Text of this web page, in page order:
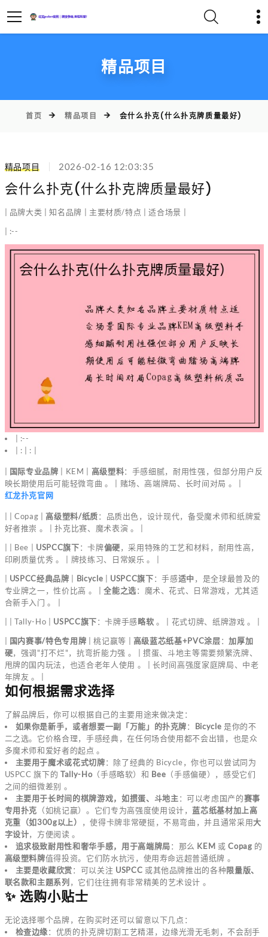
精品项目
首页 精品项目 会什么扑克(什么扑克牌质量最好)
精品项目 2026-02-16 12:03:35
会什么扑克(什么扑克牌质量最好)
| 品牌大类 | 知名品牌 | 主要材质/特点 | 适合场景 |
| :--
| :--
| : | : |
国际专业品牌 | KEM | 高级塑料：手感细腻，耐用性强，但部分用户反
映长期使用后可能轻微弯曲 。 | 赌场、高端牌局、长时间对局 。 |
红龙扑克官网
| | Copag |高级塑料/纸质：品质出色，设计现代，备受魔术师和纸牌爱
好者推崇 。 | 扑克比赛、魔术表演 。 |
| | Bee | USPCC旗下：卡牌偏硬，采用特殊的工艺和材料，耐用性高，
印刷质量优秀 。 | 牌技练习、日常娱乐 。 |
USPCC经典品牌 Bicycle USPCC旗下：手感适中，是全球最普及的
专业牌之一，性价比高 。 |全能之选：魔术、花式、日常游戏，尤其适
合新手入门 。 |
| | Tally-Ho | USPCC旗下：卡牌手感略软 。 | 花式切牌、纸牌游戏 。 |
国内赛事/特色专用牌 | 桃记赢等 | 高级蓝芯纸基+PVC涂层：加厚加
硬，强调"打不烂"，抗弯折能力强 。 | 掼蛋、斗地主等需要频繁洗牌、
甩牌的国内玩法，也适合老年人使用 。 | 长时间高强度家庭牌局、中老
年牌友 。 |
如何根据需求选择
了解品牌后，你可以根据自己的主要用途来做决定：
如果你是新手，或者想要一副「万能」的扑克牌： Bicycle 是你的不
二之选。它价格合理，手感经典，在任何场合使用都不会出错，也是众
多魔术师和爱好者的起点 。
主要用于魔术或花式切牌：除了经典的 Bicycle，你也可以尝试同为
USPCC 旗下的Tally-Ho（手感略软）和 Bee （手感偏硬），感受它们
之间的细微差别 。
主要用于长时间的棋牌游戏，如掼蛋、斗地主：可以考虑国产的赛事
专用扑克 （如桃记赢）。它们专为高强度使用设计，蓝芯纸基材加上高
克重（如300g以上）
，使得卡牌非常硬挺，不易弯曲，并且通常采用大
字设计，方便阅读 。
追求极致耐用性和奢华手感，用于高端牌局：那么 KEM 或Copag 的
高级塑料牌值得投资。它们防水抗污，使用寿命远超普通纸牌 。
主要是收藏欣赏：可以关注 USPCC 或其他品牌推出的各种限量版、
联名款和主题系列 ，它们往往拥有非常精美的艺术设计 。
✨ 选购小贴士
无论选择哪个品牌，在购买时还可以留意以下几点：
检查边缘：优质的扑克牌切割工艺精湛，边缘光滑无毛刺，不会刮手